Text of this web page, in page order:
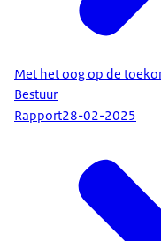
Met het oog op de
Bestuur
Rapport28-02-2025